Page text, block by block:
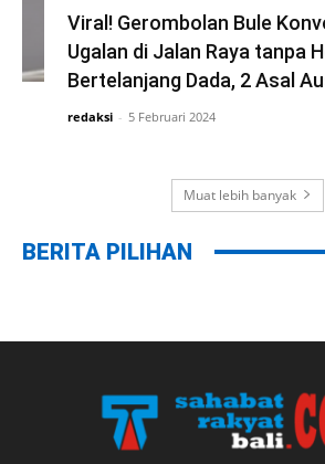
Viral! Gerombolan Bule
Ugalan di Jalan Raya tanpa
Bertelanjang Dada, 2 Asal
redaksi - 5 Februari 2024
Muat lebih banyak
BERITA PILIHAN